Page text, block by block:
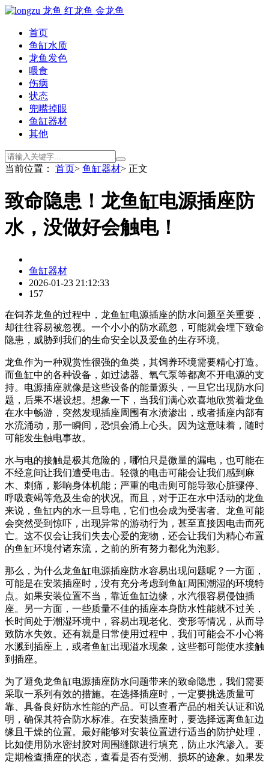
首页
鱼缸水质
龙鱼发色
喂食
伤病
状态
兜嘴掉眼
鱼缸器材
其他
当前位置： 首页> 鱼缸器材> 正文
致命隐患！龙鱼缸电源插座防
水，没做好会触电！
鱼缸器材
2026-01-23 21:12:33
157
在饲养龙鱼的过程中，龙鱼缸电源插座的防水问题至关重要，
却往往容易被忽视。一个小小的防水疏忽，可能就会埋下致命
隐患，威胁到我们的生命安全以及爱鱼的生存环境。
龙鱼作为一种观赏性很强的鱼类，其饲养环境需要精心打造。
而鱼缸中的各种设备，如过滤器、氧气泵等都离不开电源的支
持。电源插座就像是这些设备的能量源头，一旦它出现防水问
题，后果不堪设想。想象一下，当我们满心欢喜地欣赏着龙鱼
在水中畅游，突然发现插座周围有水渍渗出，或者插座内部有
水流涌动，那一瞬间，恐惧会涌上心头。因为这意味着，随时
可能发生触电事故。
水与电的接触是极其危险的，哪怕只是微量的漏电，也可能在
不经意间让我们遭受电击。轻微的电击可能会让我们感到麻
木、刺痛，影响身体机能；严重的电击则可能导致心脏骤停、
呼吸衰竭等危及生命的状况。而且，对于正在水中活动的龙鱼
来说，鱼缸内的水一旦导电，它们也会成为受害者。龙鱼可能
会突然受到惊吓，出现异常的游动行为，甚至直接因电击而死
亡。这不仅会让我们失去心爱的宠物，还会让我们为精心布置
的鱼缸环境付诸东流，之前的所有努力都化为泡影。
那么，为什么龙鱼缸电源插座防水容易出现问题呢？一方面，
可能是在安装插座时，没有充分考虑到鱼缸周围潮湿的环境特
点。如果安装位置不当，靠近鱼缸边缘，水汽很容易侵蚀插
座。另一方面，一些质量不佳的插座本身防水性能就不过关，
长时间处于潮湿环境中，容易出现老化、变形等情况，从而导
致防水失效。还有就是日常使用过程中，我们可能会不小心将
水溅到插座上，或者鱼缸出现溢水现象，这些都可能使水接触
到插座。
为了避免龙鱼缸电源插座防水问题带来的致命隐患，我们需要
采取一系列有效的措施。在选择插座时，一定要挑选质量可
靠、具备良好防水性能的产品。可以查看产品的相关认证和说
明，确保其符合防水标准。在安装插座时，要选择远离鱼缸边
缘且干燥的位置。最好能够对安装位置进行适当的防护处理，
比如使用防水密封胶对周围缝隙进行填充，防止水汽渗入。要
定期检查插座的状态，查看是否有受潮、损坏的迹象。如果发